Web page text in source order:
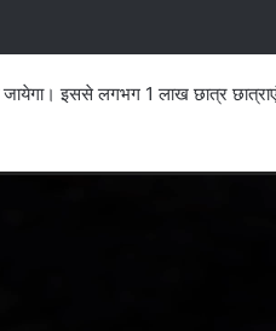
इससे लगभग 1 लाख छात्र छात्राएं